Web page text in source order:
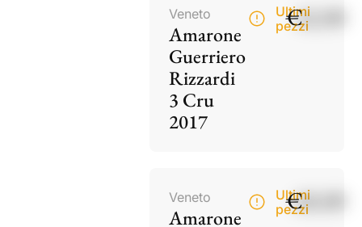
Veneto
Amarone
Guerriero
Rizzardi
3 Cru
2017
Ultimi
pezzi
€42,00
Veneto
Amarone
Ultimi
pezzi
€60,00